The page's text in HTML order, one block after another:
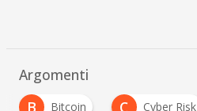
Argomenti
B
Bitcoin C Cyber Risk